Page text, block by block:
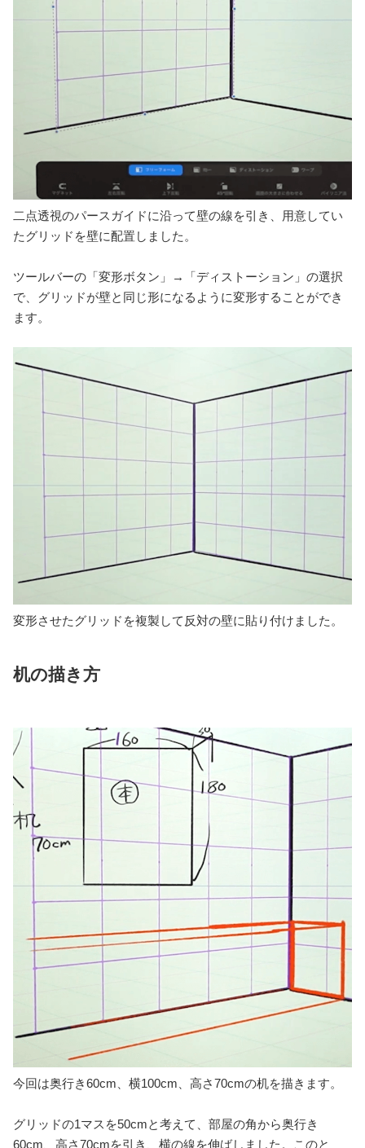
壁の描き方
二点透視のパースガイドに沿って壁の線を引き、用意してい
たグリッドを壁に配置しました。
で、グリッドが壁と同じ形になるように変形することができ
変形させたグリッドを複製して反対の壁に貼り付けました。
机の描き方